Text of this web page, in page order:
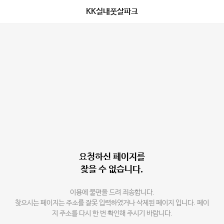
KK실내풋살파크
요청하신 페이지를
찾을 수 없습니다.
이용에 불편을 드려 죄송합니다.
찾으시는 페이지는 주소를 잘못 입력하였거나 삭제된 페이지 입니다. 페이
지 주소를 다시 한 번 확인해 주시기 바랍니다.